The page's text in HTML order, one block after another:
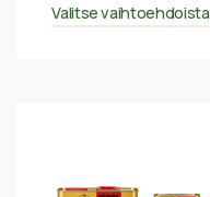
Valitse vaihtoehdoista